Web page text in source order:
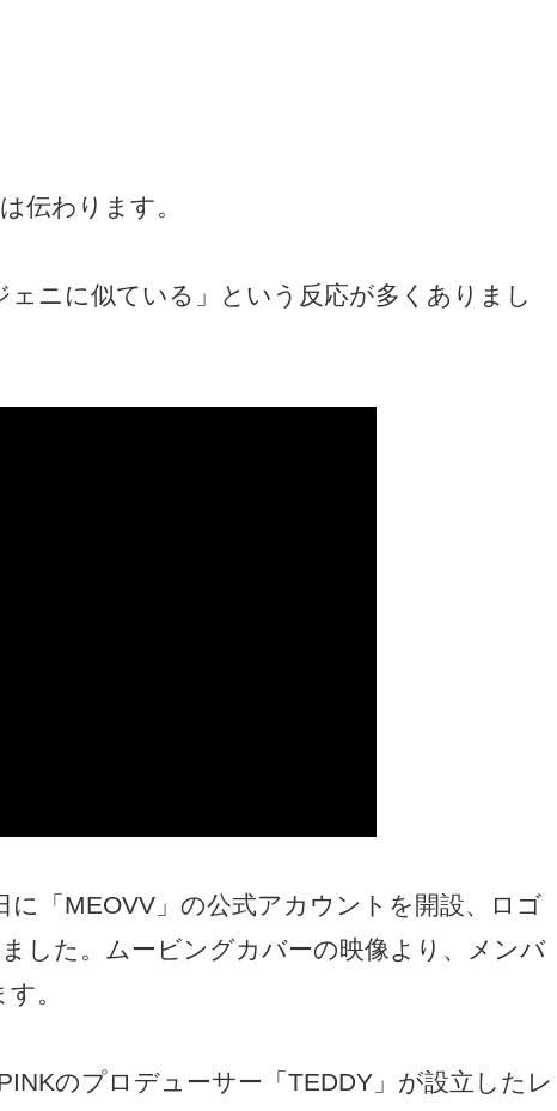
伝わります。
ェニに似ている」という反応が多くありまし
に「MEOVV」の公式アカウントを開設、ロゴ
した。ムービングカバーの映像より、メンバ
。
のプロデューサー「TEDDY」が設立したレ